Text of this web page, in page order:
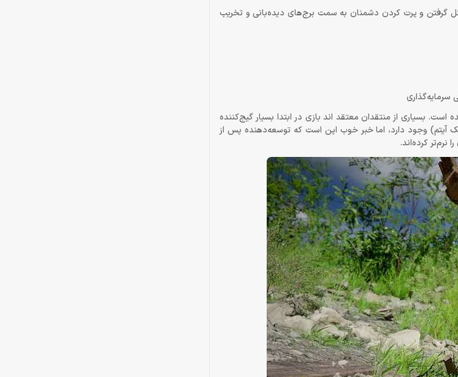
گرفتن و پرت کردن دشمنان به سمت برج‌های دیده‌بانی و تخریب
بسیاری از منتقدان معتقد اند بازی در ابتدا بسیار گیج‌کننده
آیتم) وجود دارد، اما خبر خوب این است که توسعه‌دهنده پس از
نرم‌تر کرده‌اند.